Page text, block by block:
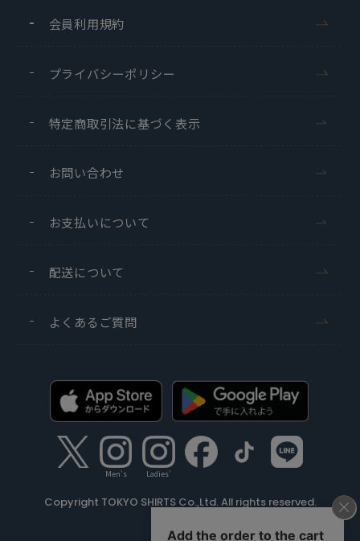
会員利用規約
プライバシーポリシー
特定商取引法に基づく表示
お問い合わせ
お支払いについて
配送について
よくあるご質問
Men's Ladies'
Copyright TOKYO SHIRTS Co.,Ltd. All rights reserved.